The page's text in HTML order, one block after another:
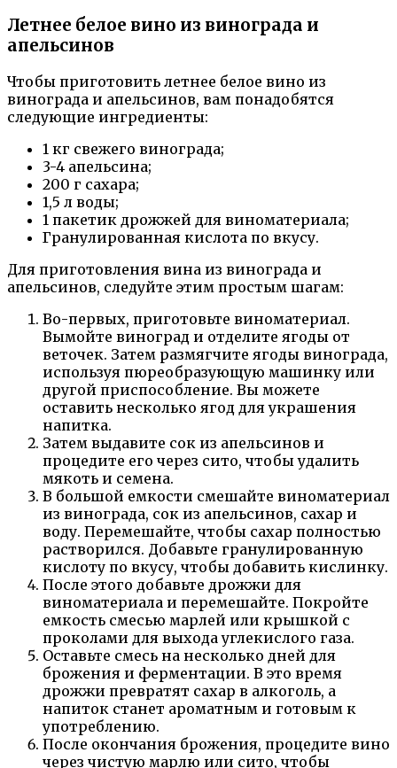
Летнее белое вино из винограда и
апельсинов
Чтобы приготовить летнее белое вино из
винограда и апельсинов, вам понадобятся
следующие ингредиенты:
1 кг свежего винограда;
3-4 апельсина;
200 г сахара;
1,5 л воды;
1 пакетик дрожжей для виноматериала;
Гранулированная кислота по вкусу.
Для приготовления вина из винограда и
апельсинов, следуйте этим простым шагам:
Во-первых, приготовьте виноматериал.
Вымойте виноград и отделите ягоды от
веточек. Затем размягчите ягоды винограда,
используя пюреобразующую машинку или
другой приспособление. Вы можете
оставить несколько ягод для украшения
напитка.
Затем выдавите сок из апельсинов и
процедите его через сито, чтобы удалить
мякоть и семена.
В большой емкости смешайте виноматериал
из винограда, сок из апельсинов, сахар и
воду. Перемешайте, чтобы сахар полностью
растворился. Добавьте гранулированную
кислоту по вкусу, чтобы добавить кислинку.
После этого добавьте дрожжи для
виноматериала и перемешайте. Покройте
емкость смесью марлей или крышкой с
проколами для выхода углекислого газа.
Оставьте смесь на несколько дней для
брожения и ферментации. В это время
дрожжи превратят сахар в алкоголь, а
напиток станет ароматным и готовым к
употреблению.
После окончания брожения, процедите вино
через чистую марлю или сито, чтобы